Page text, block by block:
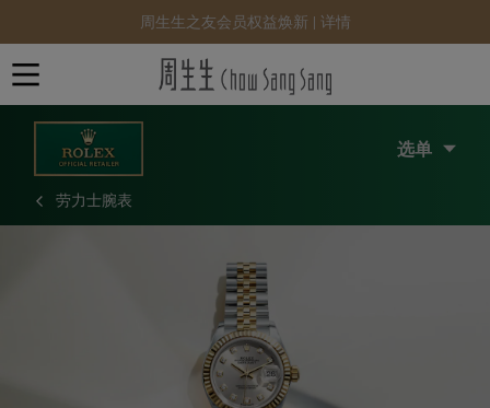
周生生之友会员权益焕新 | 详情
选单
劳力士腕表